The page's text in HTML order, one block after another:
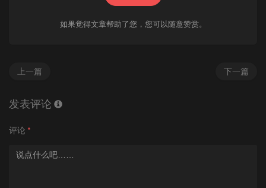
如果觉得文章帮助了您，您可以随意赞赏。
下一篇
上一篇
发表评论
评论 *